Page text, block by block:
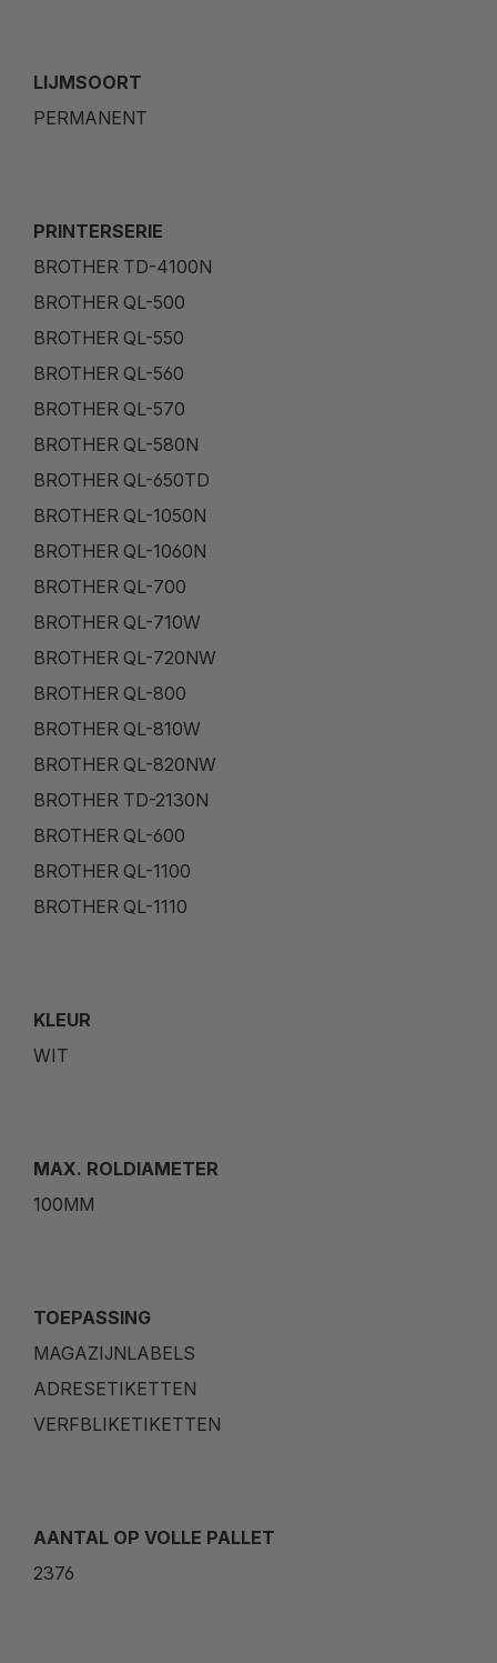
LIJMSOORT
PERMANENT
PRINTERSERIE
BROTHER TD-4100N
BROTHER QL-500
BROTHER QL-550
BROTHER QL-560
BROTHER QL-570
BROTHER QL-580N
BROTHER QL-650TD
BROTHER QL-1050N
BROTHER QL-1060N
BROTHER QL-700
BROTHER QL-710W
BROTHER QL-720NW
BROTHER QL-800
BROTHER QL-810W
BROTHER QL-820NW
BROTHER TD-2130N
BROTHER QL-600
BROTHER QL-1100
BROTHER QL-1110
KLEUR
WIT
MAX. ROLDIAMETER
100MM
TOEPASSING
MAGAZIJNLABELS
ADRESETIKETTEN
VERFBLIKETIKETTEN
AANTAL OP VOLLE PALLET
2376